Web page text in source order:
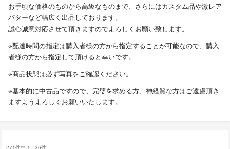
お手頃な価格のものから高級なものまで、さらにはカスタム品や激レア
パターなど幅広く出品しております。
誠心誠意対応させて頂きますのでよろしくお願い致します。
※配達時間の指定は購入者様の方から指定することが可能なので、購入
者様の方から指定して頂けると幸いです。
※商品状態は必ず写真をご確認ください。
※基本的に中古品ですので、完璧を求める方、神経質な方はご遠慮頂き
ますようよろしくお願いいたします。
271件中 1 - 36件